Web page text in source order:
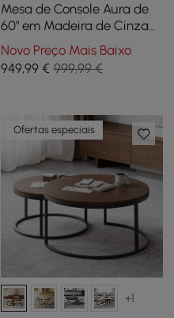
Mesa de Console Aura de
60" em Madeira de Cinza
Canelada Preta com
Tampo de Pedra
Sinterizada
Novo Preço Mais Baixo
949,99€ 999,99 €
Ofertas especiais
+1